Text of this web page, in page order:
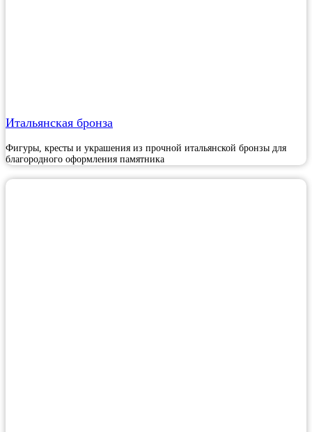
Итальянская бронза
Фигуры, кресты и украшения из прочной итальянской бронзы для
благородного оформления памятника